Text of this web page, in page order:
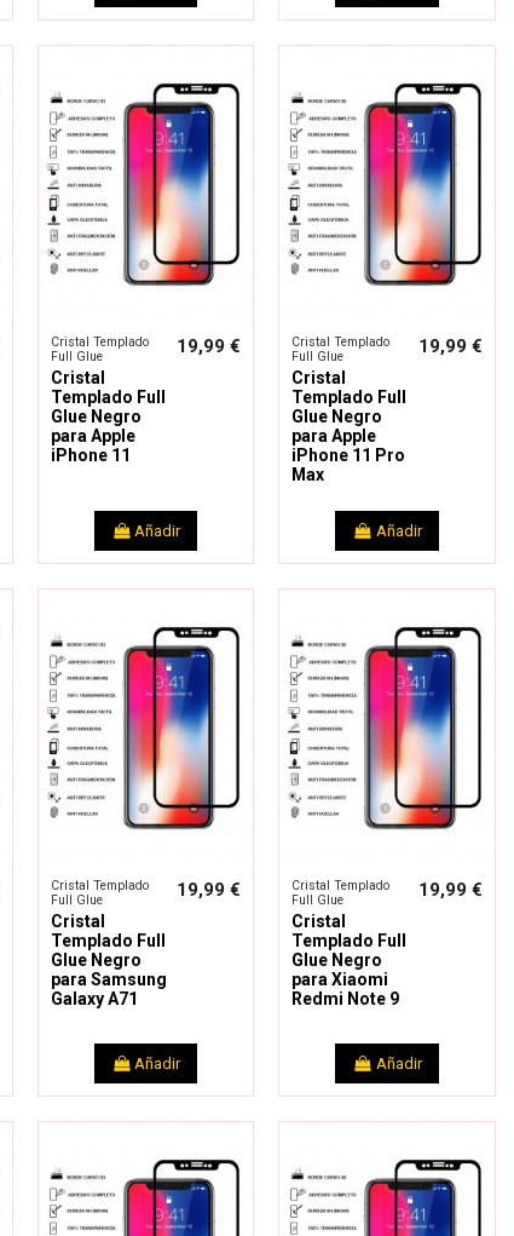
Cristal Templado
Full Glue
Cristal
Templado Full
Glue Negro
para Apple
iPhone 11
19,99 €
Añadir
Cristal Templado
Full Glue
Cristal
Templado Full
Glue Negro
para Apple
iPhone 11 Pro
Max
19,99 €
Añadir
Cristal Templado
Full Glue
Cristal
Templado Full
Glue Negro
para Samsung
Galaxy A71
19,99 €
Añadir
Cristal Templado
Full Glue
Cristal
Templado Full
Glue Negro
para Xiaomi
Redmi Note 9
19,99 €
Añadir